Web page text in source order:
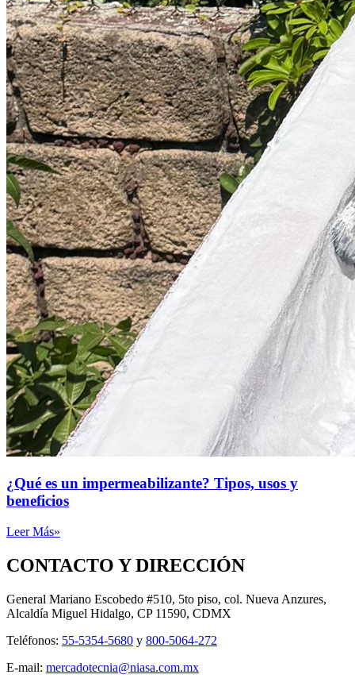
¿Qué es un impermeabilizante? Tipos, usos y
beneficios
Leer Más»
CONTACTO Y DIRECCIÓN
General Mariano Escobedo #510, 5to piso, col. Nueva Anzures,
Alcaldía Miguel Hidalgo, CP 11590, CDMX
Teléfonos: 55-5354-5680 y 800-5064-272
E-mail: mercadotecnia@niasa.com.mx